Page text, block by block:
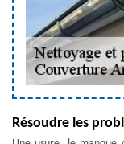
Résoudre les